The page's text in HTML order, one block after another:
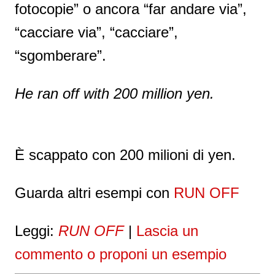
fotocopie” o ancora “far andare via”,
“cacciare via”, “cacciare”,
“sgomberare”.
He ran off with 200 million yen.
È scappato con 200 milioni di yen.
Guarda altri esempi con RUN OFF
Leggi: RUN OFF| Lascia un
commento o proponi un esempio